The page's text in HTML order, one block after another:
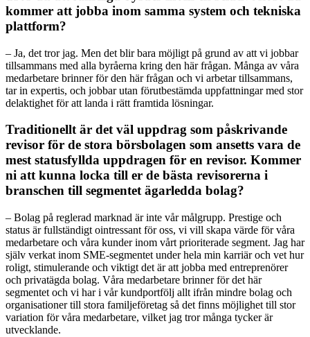
kommer att jobba inom samma system och tekniska
plattform?
– Ja, det tror jag. Men det blir bara möjligt på grund av att vi jobbar
tillsammans med alla byråerna kring den här frågan. Många av våra
medarbetare brinner för den här frågan och vi arbetar tillsammans,
tar in expertis, och jobbar utan förutbestämda uppfattningar med stor
delaktighet för att landa i rätt framtida lösningar.
Traditionellt är det väl uppdrag som påskrivande
revisor för de stora börsbolagen som ansetts vara de
mest statusfyllda uppdragen för en revisor. Kommer
ni att kunna locka till er de bästa revisorerna i
branschen till segmentet ägarledda bolag?
– Bolag på reglerad marknad är inte vår målgrupp. Prestige och
status är fullständigt ointressant för oss, vi vill skapa värde för våra
medarbetare och våra kunder inom vårt prioriterade segment. Jag har
själv verkat inom SME-segmentet under hela min karriär och vet hur
roligt, stimulerande och viktigt det är att jobba med entreprenörer
och privatägda bolag. Våra medarbetare brinner för det här
segmentet och vi har i vår kundportfölj allt ifrån mindre bolag och
organisationer till stora familjeföretag så det finns möjlighet till stor
variation för våra medarbetare, vilket jag tror många tycker är
utvecklande.